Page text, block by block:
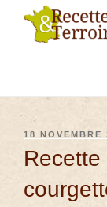
18 NOVEMBRE